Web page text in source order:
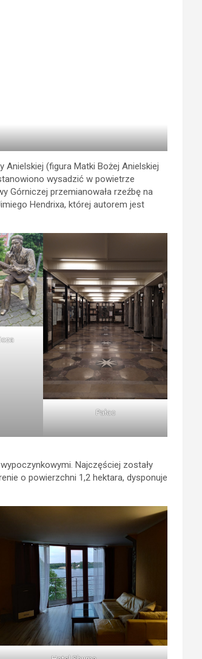
(figura Matki Bożej Anielskiej
wysadzić w powietrze
Górniczej przemianowała rzeźbę na
Hendrixa, której autorem jest
Pałac
Najczęściej zostały
o powierzchni 1,2 hektara, dysponuje